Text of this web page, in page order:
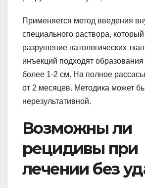
Применяется метод введения
специального раствора,
разрушение патологических
инъекций подходят
более 1-2 см. На полное
от 2 месяцев. Методика может
нерезультативной.
Возможны ли
рецидивы при
лечении без